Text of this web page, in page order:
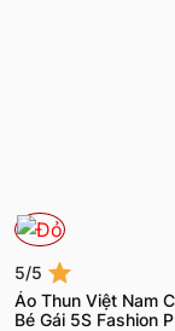
5/5
Áo Thun Việt Nam
Bé Gái 5S Fashion